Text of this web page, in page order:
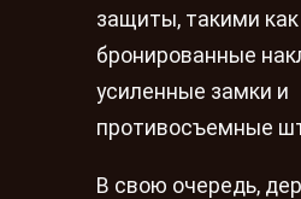
защиты, такими как
бронированные
усиленные замки и
противосъемные
В свою очередь,